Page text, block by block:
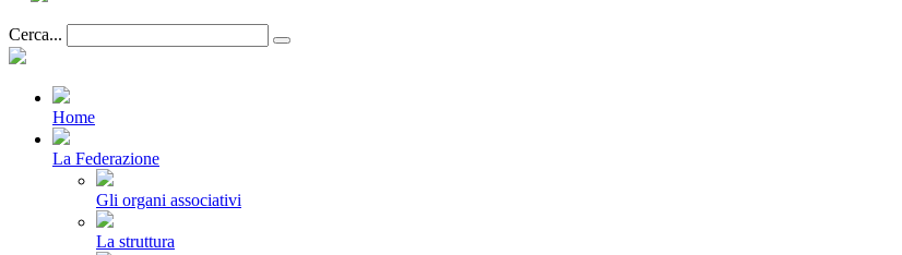
Cerca...
Home
La Federazione
Gli organi associativi
La struttura